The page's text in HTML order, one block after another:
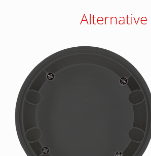
Alternative